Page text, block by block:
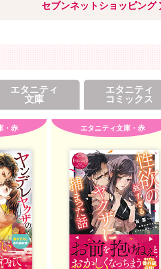
セブンネットショッピング
エタニティ
文庫
エタニティ
コミックス
・赤 エタニティ文庫・赤